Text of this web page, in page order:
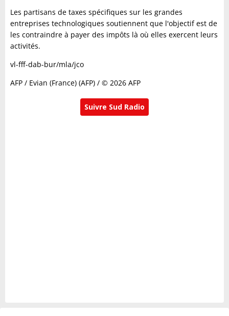
Les partisans de taxes spécifiques sur les grandes
entreprises technologiques soutiennent que l'objectif est de
les contraindre à payer des impôts là où elles exercent leurs
activités.
vl-fff-dab-bur/mla/jco
AFP / Evian (France) (AFP) / © 2026 AFP
Suivre Sud Radio